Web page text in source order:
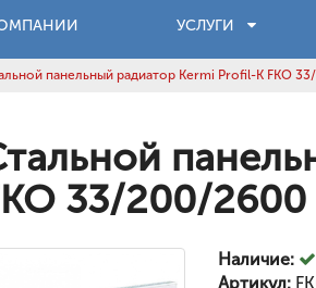
УСЛУГИ
панельный радиатор Kermi Profil-K FKO
33/200/2600
Наличие:
Артикул: